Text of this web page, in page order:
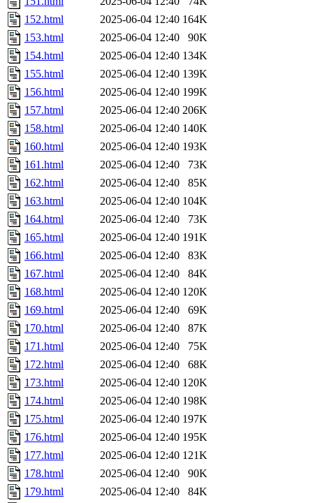
152.html
2025-06-04 12:40 164K
153.html
2025-06-04 12:40
90K
154.html
2025-06-04 12:40 134K
155.html
2025-06-04 12:40 139K
156.html
2025-06-04 12:40 199K
157.html
2025-06-04 12:40 206K
158.html
2025-06-04 12:40 140K
160.html
2025-06-04 12:40 193K
161.html
2025-06-04 12:40
73K
162.html
2025-06-04 12:40
85K
163.html
2025-06-04 12:40 104K
164.html
2025-06-04 12:40
73K
165.html
2025-06-04 12:40 191K
166.html
2025-06-04 12:40
83K
167.html
2025-06-04 12:40
84K
168.html
2025-06-04 12:40 120K
169.html
2025-06-04 12:40
69K
170.html
2025-06-04 12:40
87K
171.html
2025-06-04 12:40
75K
172.html
2025-06-04 12:40
68K
173.html
2025-06-04 12:40 120K
174.html
2025-06-04 12:40 198K
175.html
2025-06-04 12:40 197K
176.html
2025-06-04 12:40 195K
177.html
2025-06-04 12:40 121K
178.html
2025-06-04 12:40
90K
179.html
2025-06-04 12:40
84K